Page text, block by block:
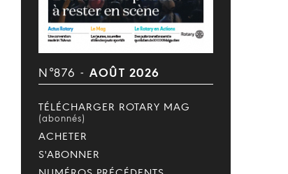
N°876 - AOÛT 2026
TÉLÉCHARGER ROTARY MAG
(abonnés)
ACHETER
S'ABONNER